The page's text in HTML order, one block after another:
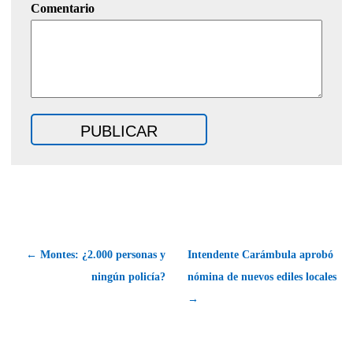
Comentario
← Montes: ¿2.000 personas y
ningún policía?
Intendente Carámbula aprobó
nómina de nuevos ediles locales
→